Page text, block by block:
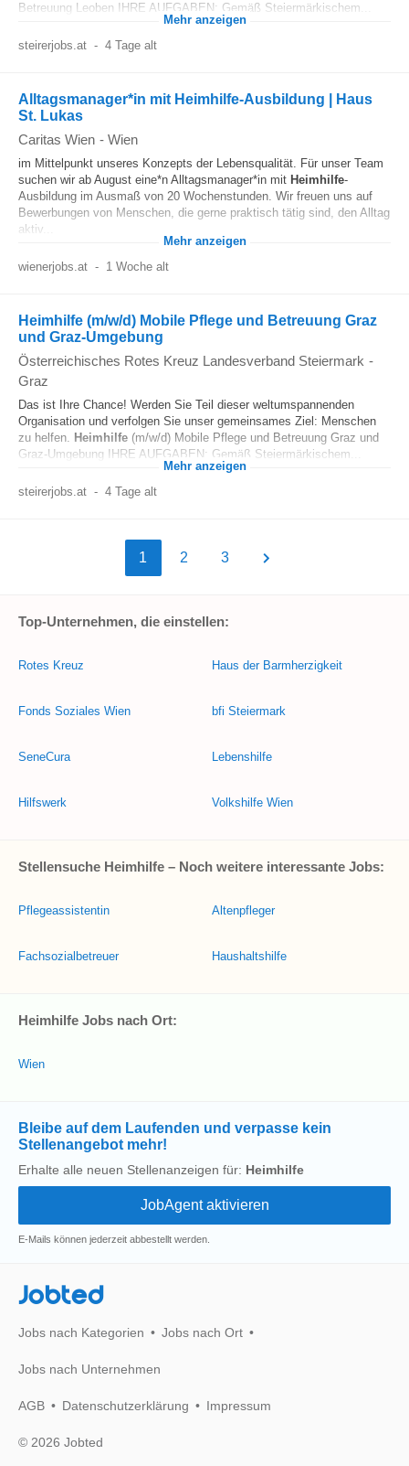
Betreuung Leoben IHRE AUFGABEN: Gemäß Steiermärkischem...
Mehr anzeigen
steirerjobs.at - 4 Tage alt
Alltagsmanager*in mit Heimhilfe-Ausbildung | Haus
St. Lukas
Caritas Wien - Wien
im Mittelpunkt unseres Konzepts der Lebensqualität. Für unser Team
suchen wir ab August eine*n Alltagsmanager*in mit Heimhilfe-
Ausbildung im Ausmaß von 20 Wochenstunden. Wir freuen uns auf
Bewerbungen von Menschen, die gerne praktisch tätig sind, den Alltag
aktiv...
Mehr anzeigen
wienerjobs.at - 1 Woche alt
Heimhilfe (m/w/d) Mobile Pflege und Betreuung Graz
und Graz-Umgebung
Österreichisches Rotes Kreuz Landesverband Steiermark -
Graz
Das ist Ihre Chance! Werden Sie Teil dieser weltumspannenden
Organisation und verfolgen Sie unser gemeinsames Ziel: Menschen
zu helfen. Heimhilfe (m/w/d) Mobile Pflege und Betreuung Graz und
Graz-Umgebung IHRE AUFGABEN: Gemäß Steiermärkischem...
Mehr anzeigen
steirerjobs.at - 4 Tage alt
1 2 3
Top-Unternehmen, die einstellen:
Rotes Kreuz
Fonds Soziales Wien
SeneCura
Hilfswerk
Haus der Barmherzigkeit
bfi Steiermark
Lebenshilfe
Volkshilfe Wien
Stellensuche Heimhilfe – Noch weitere interessante Jobs:
Pflegeassistentin
Fachsozialbetreuer
Altenpfleger
Haushaltshilfe
Heimhilfe Jobs nach Ort:
Wien
Bleibe auf dem Laufenden und verpasse kein
Stellenangebot mehr!
Erhalte alle neuen Stellenanzeigen für: Heimhilfe
E-Mails können jederzeit abbestellt werden.
Jobted
Jobs nach Kategorien Jobs nach Ort
Jobs nach Unternehmen
AGB Datenschutzerklärung Impressum
© 2026 Jobted